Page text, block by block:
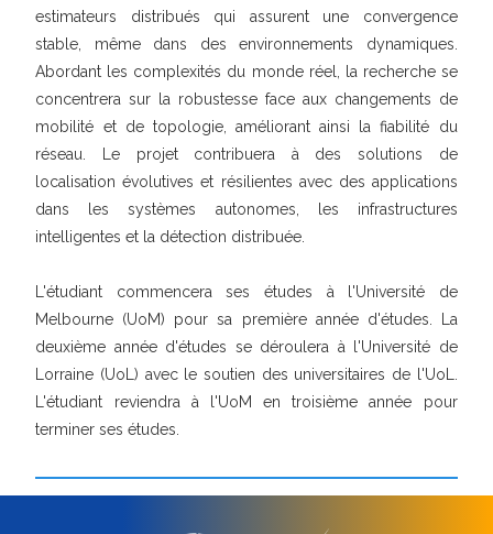
estimateurs distribués qui assurent une convergence
stable, même dans des environnements dynamiques.
Abordant les complexités du monde réel, la recherche se
concentrera sur la robustesse face aux changements de
mobilité et de topologie, améliorant ainsi la fiabilité du
réseau. Le projet contribuera à des solutions de
localisation évolutives et résilientes avec des applications
dans les systèmes autonomes, les infrastructures
intelligentes et la détection distribuée.
L'étudiant commencera ses études à l'Université de
Melbourne (UoM) pour sa première année d'études. La
deuxième année d'études se déroulera à l'Université de
Lorraine (UoL) avec le soutien des universitaires de l'UoL.
L'étudiant reviendra à l'UoM en troisième année pour
terminer ses études.